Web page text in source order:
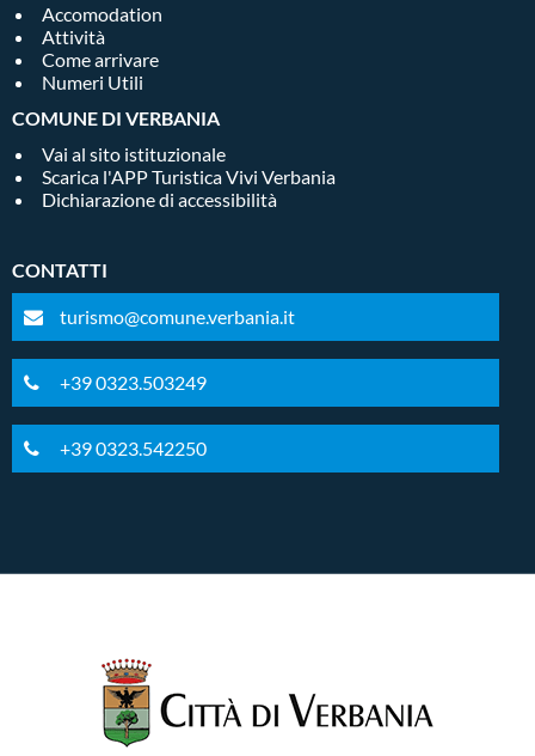
Accomodation
Attività
Come arrivare
Numeri Utili
COMUNE DI VERBANIA
Vai al sito istituzionale
Scarica l'APP Turistica Vivi Verbania
Dichiarazione di accessibilità
CONTATTI
turismo@comune.verbania.it
+39 0323.503249
+39 0323.542250